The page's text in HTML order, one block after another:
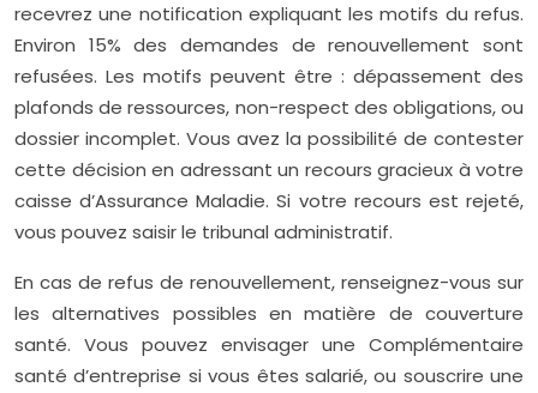
recevrez une notification expliquant les motifs du refus.
Environ 15% des demandes de renouvellement sont
refusées. Les motifs peuvent être : dépassement des
plafonds de ressources, non-respect des obligations, ou
dossier incomplet. Vous avez la possibilité de contester
cette décision en adressant un recours gracieux à votre
caisse d’Assurance Maladie. Si votre recours est rejeté,
vous pouvez saisir le tribunal administratif.
En cas de refus de renouvellement, renseignez-vous sur
les alternatives possibles en matière de couverture
santé. Vous pouvez envisager une Complémentaire
santé d’entreprise si vous êtes salarié, ou souscrire une